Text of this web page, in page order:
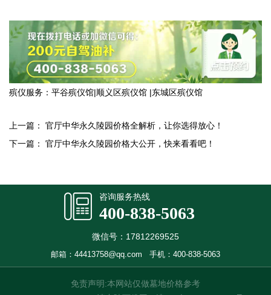
殡仪服务： 平谷殡仪馆|顺义区殡仪馆 |东城区殡仪馆
上一篇： 官厅中华永久陵园价格全解析，让你选得放心！
下一篇： 官厅中华永久陵园价格大公开，快来看看吧！
咨询服务热线
400-838-5063
微信号：17812269525
邮箱：44413758@qq.com 手机：400-838-5063
免责声明:本网站仅做墓地价格参考